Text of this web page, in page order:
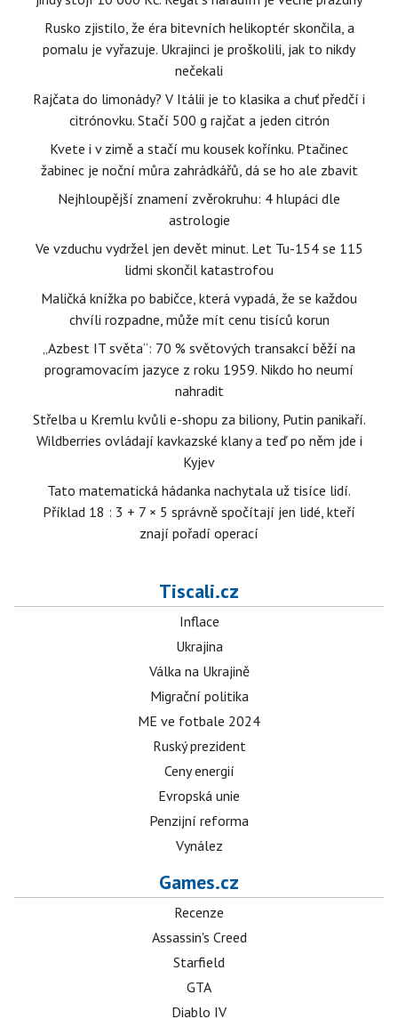
Rusko zjistilo, že éra bitevních helikoptér skončila, a
pomalu je vyřazuje. Ukrajinci je proškolili, jak to nikdy
nečekali
Rajčata do limonády? V Itálii je to klasika a chuť předčí i
citrónovku. Stačí 500 g rajčat a jeden citrón
Kvete i v zimě a stačí mu kousek kořínku. Ptačinec
žabinec je noční můra zahrádkářů, dá se ho ale zbavit
Nejhloupější znamení zvěrokruhu: 4 hlupáci dle
astrologie
Ve vzduchu vydržel jen devět minut. Let Tu-154 se 115
lidmi skončil katastrofou
Maličká knížka po babičce, která vypadá, že se každou
chvíli rozpadne, může mít cenu tisíců korun
„Azbest IT světa“: 70 % světových transakcí běží na
programovacím jazyce z roku 1959. Nikdo ho neumí
nahradit
Střelba u Kremlu kvůli e-shopu za biliony, Putin panikaří.
Wildberries ovládají kavkazské klany a teď po něm jde i
Kyjev
Tato matematická hádanka nachytala už tisíce lidí.
Příklad 18 : 3 + 7 × 5 správně spočítají jen lidé, kteří
znají pořadí operací
Tiscali.cz
Inflace
Ukrajina
Válka na Ukrajině
Migrační politika
ME ve fotbale 2024
Ruský prezident
Ceny energií
Evropská unie
Penzijní reforma
Vynález
Games.cz
Recenze
Assassin's Creed
Starfield
GTA
Diablo IV